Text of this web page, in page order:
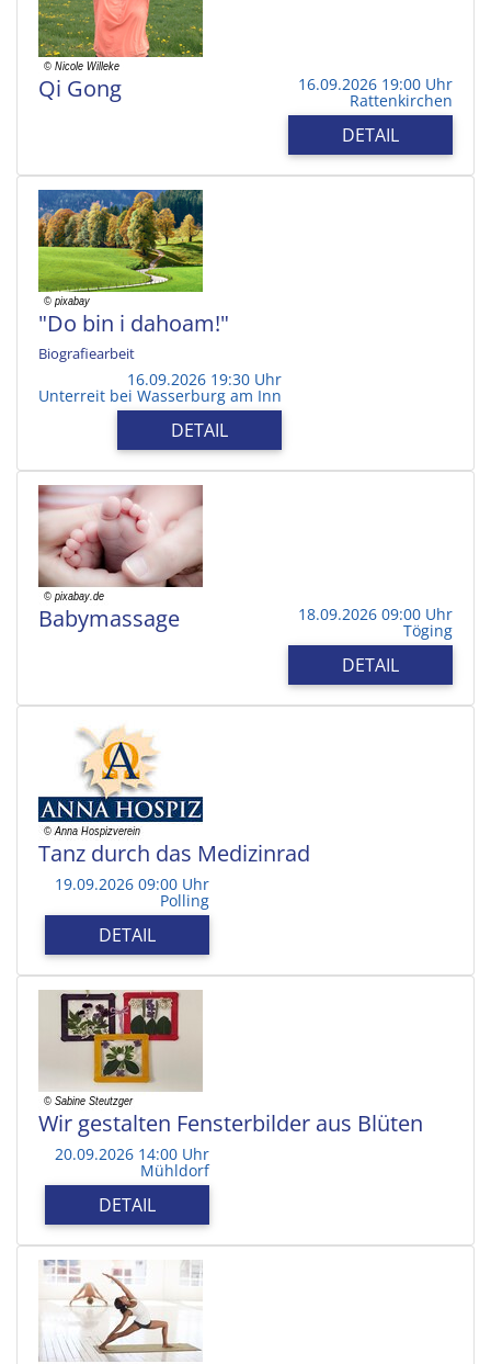
Qi Gong 16.09.2026 19:00 Uhr
Rattenkirchen
DETAIL
"Do bin i dahoam!"
Biografiearbeit
16.09.2026 19:30 Uhr
Unterreit bei Wasserburg am Inn
DETAIL
Babymassage 18.09.2026 09:00 Uhr
Töging
DETAIL
Tanz durch das Medizinrad
19.09.2026 09:00 Uhr
Polling
DETAIL
Wir gestalten Fensterbilder aus Blüten
20.09.2026 14:00 Uhr
Mühldorf
DETAIL